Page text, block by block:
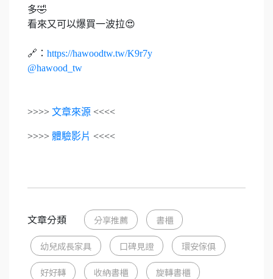
多🤣
看來又可以爆買一波拉😍
🔗： https://hawoodtw.tw/K9r7y
@hawood_tw
>>>> 文章來源 <<<<
>>>> 體驗影片 <<<<
文章分類 分享推薦 書櫃
幼兒成長家具 口碑見證 環安傢俱
好好轉 收納書櫃 旋轉書櫃